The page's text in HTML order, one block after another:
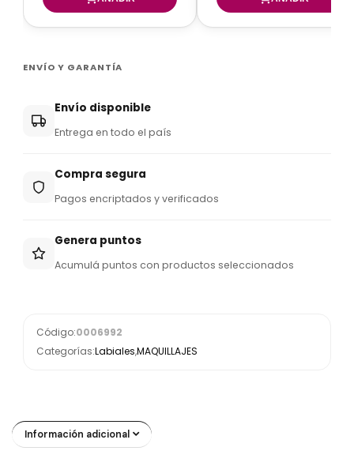
ENVÍO Y GARANTÍA
Envío disponible
Entrega en todo el país
Compra segura
Pagos encriptados y verificados
Genera puntos
Acumulá puntos con productos seleccionados
Código:0006992
Categorías:Labiales,MAQUILLAJES
Información adicional